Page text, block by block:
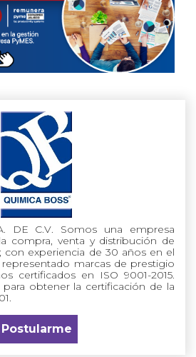
DE C.V. Somos una empresa
compra, venta y distribución de
con experiencia de 30 años en el
marcas de prestigio
certificados en ISO 9001-2015.
para obtener la certificación de la
Postularme